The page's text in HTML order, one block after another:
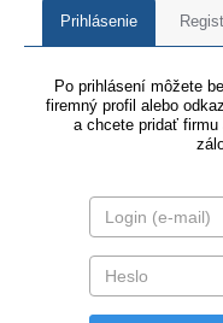
Prihlásenie
Po prihlásení môžete
firemný profil alebo
a chcete pridať firmu